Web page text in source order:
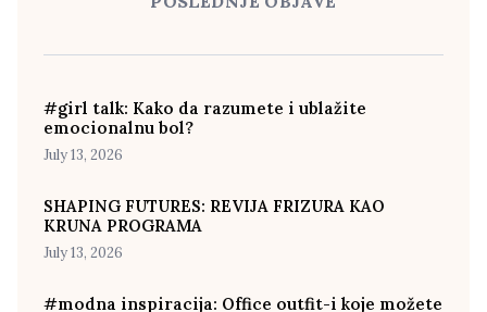
#girl talk: Kako da razumete i ublažite
emocionalnu bol?
July 13, 2026
SHAPING FUTURES: REVIJA FRIZURA KAO
KRUNA PROGRAMA
July 13, 2026
#modna inspiracija: Office outfit-i koje možete